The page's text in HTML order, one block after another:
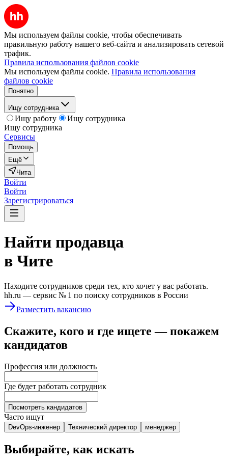
Мы используем файлы cookie, чтобы обеспечивать
правильную работу нашего веб-сайта и анализировать сетевой
трафик.
Правила использования файлов cookie
Мы используем файлы cookie. Правила использования
файлов cookie
Понятно
Ищу сотрудника
Ищу работу
Ищу сотрудника
Ищу сотрудника
Сервисы
Помощь
Ещё
Чита
Войти
Войти
Зарегистрироваться
Найти продавца
в Чите
Находите сотрудников среди тех, кто хочет у вас работать.
hh.ru — сервис № 1 по поиску сотрудников в России
Разместить вакансию
Скажите, кого и где ищете — покажем
кандидатов
Профессия или должность
Где будет работать сотрудник
Посмотреть кандидатов
Часто ищут
DevOps-инженер Технический директор менеджер
Выбирайте, как искать